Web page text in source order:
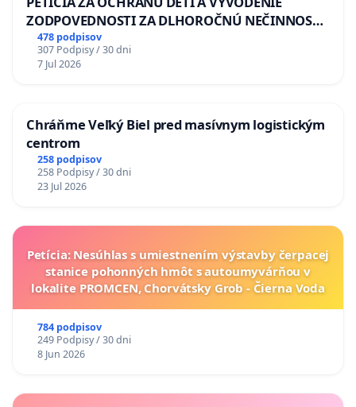
ZODPOVEDNOSTI ZA DLHOROČNÚ NEČINNOSŤ
A ZLYHANIE ŠTÁTU
478 podpisov
307 Podpisy / 30 dni
7 Jul 2026
Chráňme Veľký Biel pred masívnym logistickým
centrom
258 podpisov
258 Podpisy / 30 dni
23 Jul 2026
Petícia: Nesúhlas s umiestnením výstavby čerpacej
stanice pohonných hmôt s autoumyvárňou v
lokalite PROMCEN, Chorvátsky Grob - Čierna Voda
784 podpisov
249 Podpisy / 30 dni
8 Jun 2026